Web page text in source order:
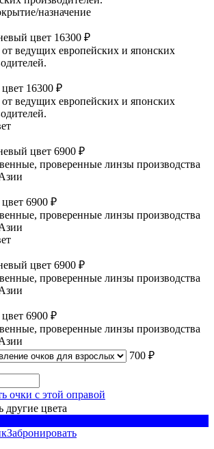
назначение
цвет 16300 ₽
ведущих европейских и японских
16300 ₽
ведущих европейских и японских
цвет 6900 ₽
проверенные линзы производства
6900 ₽
проверенные линзы производства
цвет 6900 ₽
проверенные линзы производства
6900 ₽
проверенные линзы производства
700 ₽
очки с этой оправой
другие цвета
Забронировать